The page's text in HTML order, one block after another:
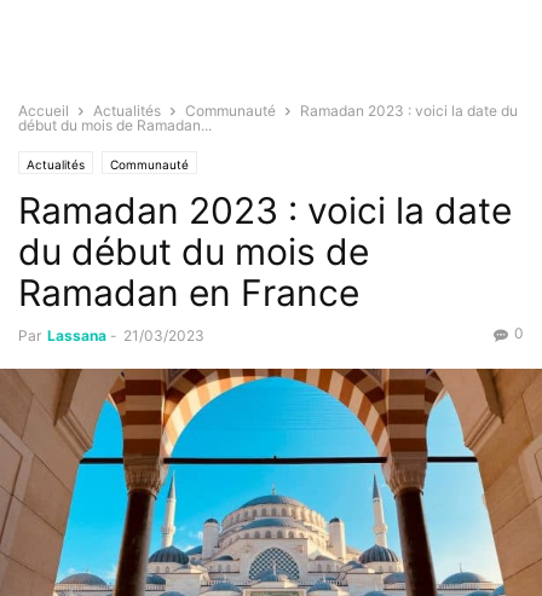
Accueil Actualités Communauté
Ramadan 2023 : voici la date du
début du mois de Ramadan...
Actualités Communauté
Ramadan 2023 : voici la date
du début du mois de
Ramadan en France
Par Lassana - 21/03/2023 0